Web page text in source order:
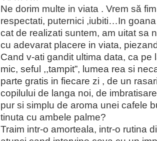
Ne dorim multe in viata . Vrem să
respectati, puternici ,iubiti…In
cat de realizati suntem, am uitat sa
cu adevarat placere in viata,
Cand v-ati gandit ultima data, ca pe
mic, seful ,,tampit”, lumea rea si
parte gratis in fiecare zi , de un
copilului de langa noi, de
pur si simplu de aroma unei cafele
tinuta cu ambele palme?
Traim intr-o amorteala, intr-o rutina